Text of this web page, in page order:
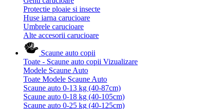
Protectie ploaie si insecte
Huse iarna carucioare
Umbrele carucioare
Alte accesorii carucioare
Scaune auto copii
Toate - Scaune auto copii Vizualizare
Modele Scaune Auto
Toate Modele Scaune Auto
Scaune auto 0-13 kg (40-87cm)
Scaune auto 0-18 kg (40-105cm)
Scaune auto 0-25 kg (40-125cm)